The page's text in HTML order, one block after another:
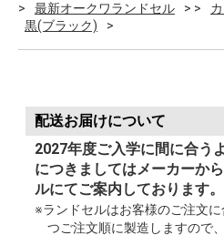
最新オークワランドセル
黒(ブラック)
配送お届けについて
2027年度ご入学に間に合う
につきましてはメーカーか
ルにてご案内しております。
※ランドセルはお客様のご注文
つご注文順に製造しますので